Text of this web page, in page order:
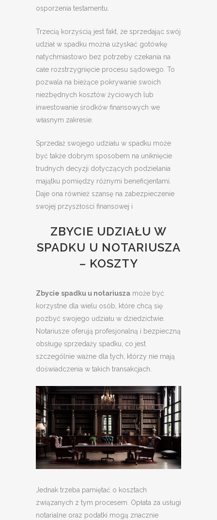
osporzenia testamentu.
Trzecią korzyścią jest fakt, że sprzedając swój
udział w spadku można uzyskać gotówkę
natychmiastowo bez potrzeby czekania na
całe rozstrzygnięcie procesu sądowego. To
pozwala na bieżące pokrywanie swoich
niezbędnych kosztów życiowych lub
inwestowanie środków finansowych we
własnym zakresie.
Sprzedaż swojego udziału w spadku może
być także dobrym sposobem na uniknięcie
trudnych decyzji dotyczących podzielania
majątku pomiędzy różnymi beneficjentami.
Daje ona również szansę na zabezpieczenie
swojej przyszłości finansowej i
ZBYCIE UDZIAŁU W
SPADKU U NOTARIUSZA
– KOSZTY
Zbycie spadku u notariusza może być
korzystne dla wielu osób, które chcą się
pozbyć swojego udziału w dziedzictwie.
Notariusze oferują profesjonalną i bezpieczną
obsługę sprzedaży spadku, co jest
szczególnie ważne dla tych, którzy nie mają
doświadczenia w takich transakcjach.
Jednak trzeba pamiętać o kosztach
związanych z tym procesem. Opłata za usługi
notarialne oraz podatki mogą znacznie